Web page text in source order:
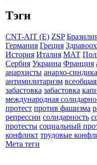
Тэги
CNT-AIT (E) ZSP
Германия Греция
История Италия МАТ
Сербия Украина Франция
анархисты анархо-
антимилитаризм всеобщая
забастовка забастовка
международная
протест против фашизма
репрессии солидарность
протесты социальный
конфликт трудовые
Мета теги